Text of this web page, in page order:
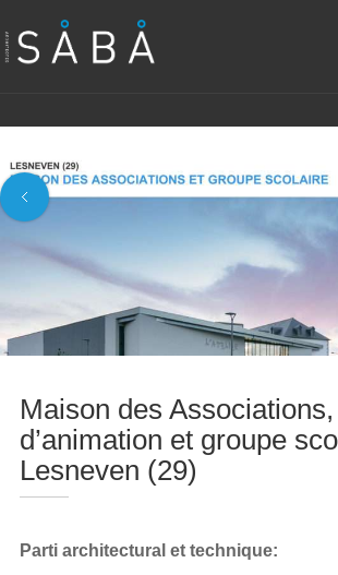
Maison des
d’animation et groupe
Lesneven (29)
Parti architectural et technique: